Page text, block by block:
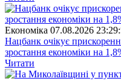
Економіка 07.08.2026
Нацбанк очікує
зростання економіки на
Читати